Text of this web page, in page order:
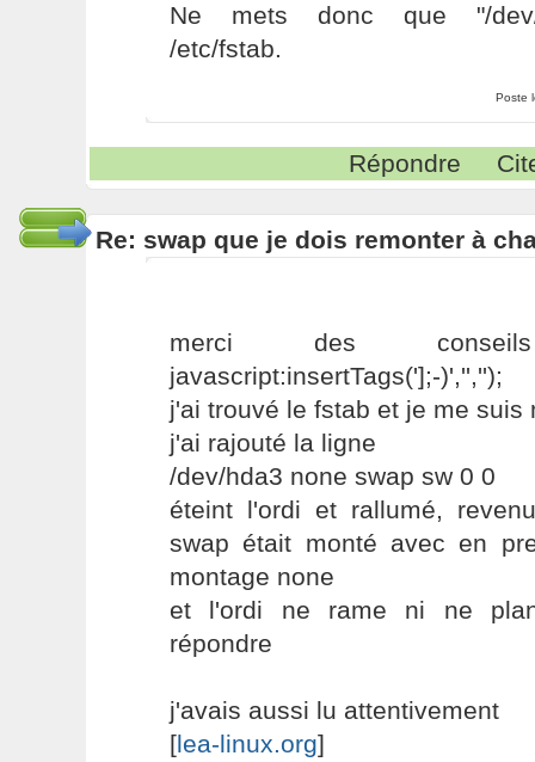
Ne mets donc que "/dev/
/etc/fstab.
Poste
Répondre
Re: swap que je dois remonter à
merci des
javascript:insertTags('];-)','','');
j'ai trouvé le fstab et je me suis
j'ai rajouté la ligne
/dev/hda3 none swap sw 0 0
éteint l'ordi et rallumé,
swap était monté avec en
montage none
et l'ordi ne rame ni ne
répondre
j'avais aussi lu attentivement
[lea-linux.org]